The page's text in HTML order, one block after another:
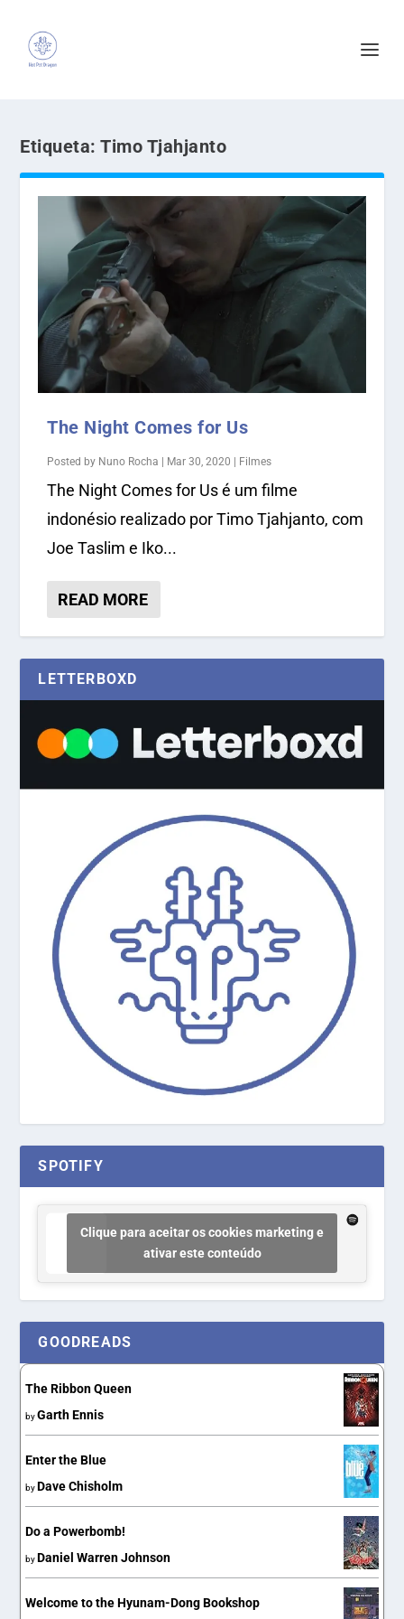
Etiqueta:Timo Tjahjanto
The Night Comes for Us
Posted by Nuno Rocha | Mar 30, 2020 | Filmes
The Night Comes for Us é um filme
indonésio realizado por Timo Tjahjanto, com
Joe Taslim e Iko...
READ MORE
LETTERBOXD
SPOTIFY
Clique para aceitar os cookies marketing e
ativar este conteúdo
GOODREADS
The Ribbon Queen
byGarth Ennis
Enter the Blue
by Dave Chisholm
Do a Powerbomb!
by Daniel Warren Johnson
Welcome to the Hyunam-Dong Bookshop